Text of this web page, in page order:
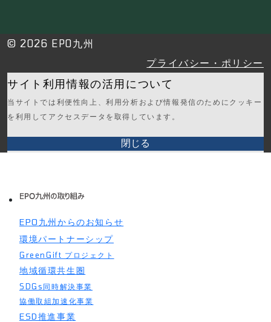
© 2026 EPO九州
プライバシー・ポリシー
サイト利用情報の活用について
当サイトでは利便性向上、利用分析および情報発信のためにクッキー
を利用してアクセスデータを取得しています。
閉じる
EPO九州からのお知らせ
環境パートナーシップ
GreenGift プロジェクト
地域循環共生圏
SDGs同時解決事業
協働取組加速化事業
ESD推進事業